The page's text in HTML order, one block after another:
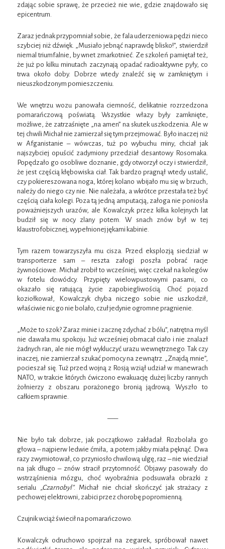
zdając sobie sprawę, że przecież nie wie, gdzie znajdowało się
epicentrum.
Zaraz jednak przypomniał sobie, że fala uderzeniowa pędzi nieco
szybciej niż dźwięk. „Musiało jebnąć naprawdę blisko!”, stwierdził
niemal triumfalnie, by wnet zmarkotnieć. Ze szkoleń pamiętał też,
że już po kilku minutach zaczynają opadać radioaktywne pyły, co
trwa około doby. Dobrze wtedy znaleźć się w zamkniętym i
nieuszkodzonym pomieszczeniu.
We wnętrzu wozu panowała ciemność, delikatnie rozrzedzona
pomarańczową poświatą. Wszystkie włazy były zamknięte,
możliwe, że zatrzaśnięte „na amen” na skutek uszkodzenia. Ale w
tej chwili Michał nie zamierzał się tym przejmować. Było inaczej niż
w Afganistanie – wówczas, tuż po wybuchu miny, chciał jak
najszybciej opuścić zadymiony przedział desantowy Rosomaka.
Popędzało go osobliwe doznanie, gdy otworzył oczy i stwierdził,
że jest częścią kłębowiska ciał. Tak bardzo pragnął wtedy ustalić,
czy pokiereszowana noga, której kolano wbijało mu się w brzuch,
należy do niego czy nie. Nie należała, a wkrótce przestała też być
częścią ciała kolegi. Poza tą jedną amputacją, załoga nie poniosła
poważniejszych urazów, ale Kowalczyk przez kilka kolejnych lat
budził się w nocy zlany potem. W snach znów był w tej
klaustrofobicznej, wypełnionej jękami kabinie.
Tym razem towarzyszyła mu cisza. Przed eksplozją siedział w
transporterze sam – reszta załogi poszła pobrać racje
żywnościowe. Michał zrobił to wcześniej, więc czekał na kolegów
w fotelu dowódcy. Przypięty wielowpustowymi pasami, co
okazało się ratującą życie zapobiegliwością. Choć pojazd
koziołkował, Kowalczyk chyba niczego sobie nie uszkodził,
właściwie nic go nie bolało, czuł jedynie ogromne pragnienie.
„Może to szok? Zaraz minie i zacznę zdychać z bólu”, natrętna myśl
nie dawała mu spokoju. Już wcześniej obmacał ciało i nie znalazł
żadnych ran, ale nie mógł wykluczyć urazu wewnętrznego. Tak czy
inaczej, nie zamierzał szukać pomocy na zewnątrz. „Znajdą mnie”,
pocieszał się. Tuż przed wojną z Rosją wziął udział w manewrach
NATO, w trakcie których ćwiczono ewakuację dużej liczby rannych
żołnierzy z obszaru porażonego bronią jądrową. Wyszło to
całkiem sprawnie.
—–
Nie było tak dobrze, jak początkowo zakładał. Rozbolała go
głowa – najpierw ledwie ćmiła, a potem jakby miała pęknąć. Dwa
razy zwymiotował, co przyniosło chwilową ulgę, raz – nie wiedział
na jak długo – znów stracił przytomność. Objawy pasowały do
wstrząśnienia mózgu, choć wyobraźnia podsuwała obrazki z
serialu „Czarnobyl”. Michał nie chciał skończyć jak strażacy z
pechowej elektrowni, zabici przez chorobę popromienną.
Czujnik wciąż świecił na pomarańczowo.
Kowalczyk odruchowo spojrzał na zegarek, spróbował nawet